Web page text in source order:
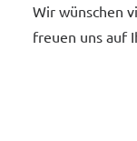
Wir wünschen
freuen uns auf